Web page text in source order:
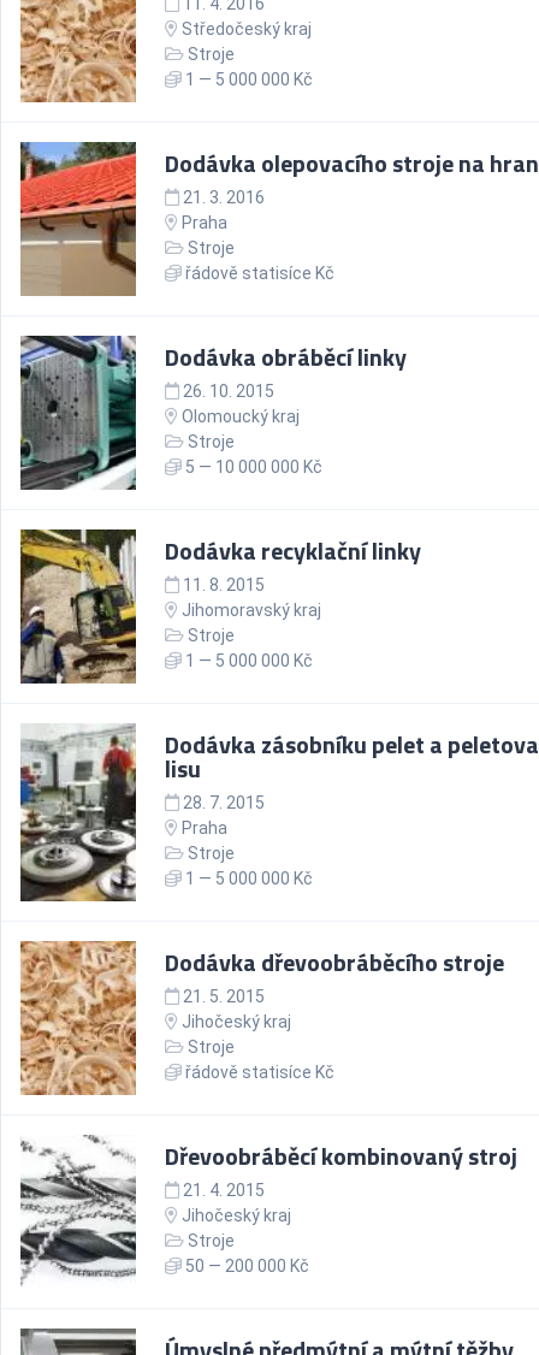
Středočeský kraj
Stroje
1 — 5 000 000 Kč
Dodávka olepovacího stroje na
21. 3. 2016
Praha
Stroje
řádově statisíce Kč
Dodávka obráběcí linky
26. 10. 2015
Olomoucký kraj
Stroje
5 — 10 000 000 Kč
Dodávka recyklační linky
11. 8. 2015
Jihomoravský kraj
Stroje
1 — 5 000 000 Kč
Dodávka zásobníku pelet a
lisu
28. 7. 2015
Praha
Stroje
1 — 5 000 000 Kč
Dodávka dřevoobráběcího stroje
21. 5. 2015
Jihočeský kraj
Stroje
řádově statisíce Kč
Dřevoobráběcí kombinovaný stroj
21. 4. 2015
Jihočeský kraj
Stroje
50 — 200 000 Kč